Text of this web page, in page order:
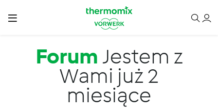
Forum Jestem z
Wami już 2
miesiące